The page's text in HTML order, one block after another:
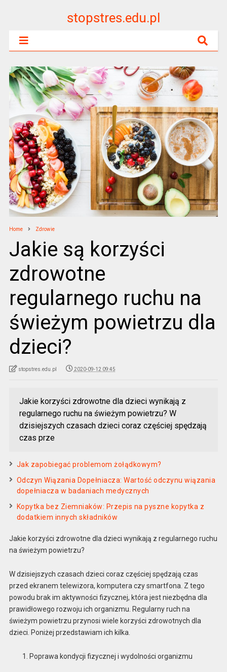
stopstres.edu.pl
Home Zdrowie
Jakie są korzyści
zdrowotne
regularnego ruchu na
świeżym powietrzu dla
dzieci?
stopstres.edu.pl 2020-09-12 09:45
Jakie korzyści zdrowotne dla dzieci wynikają z
regularnego ruchu na świeżym powietrzu? W
dzisiejszych czasach dzieci coraz częściej spędzają
czas prze
Jak zapobiegać problemom żołądkowym?
Odczyn Wiązania Dopełniacza: Wartość odczynu wiązania
dopełniacza w badaniach medycznych
Kopytka bez Ziemniaków: Przepis na pyszne kopytka z
dodatkiem innych składników
Jakie korzyści zdrowotne dla dzieci wynikają z regularnego ruchu
na świeżym powietrzu?
W dzisiejszych czasach dzieci coraz częściej spędzają czas
przed ekranem telewizora, komputera czy smartfona. Z tego
powodu brak im aktywności fizycznej, która jest niezbędna dla
prawidłowego rozwoju ich organizmu. Regularny ruch na
świeżym powietrzu przynosi wiele korzyści zdrowotnych dla
dzieci. Poniżej przedstawiam ich kilka.
Poprawa kondycji fizycznej i wydolności organizmu